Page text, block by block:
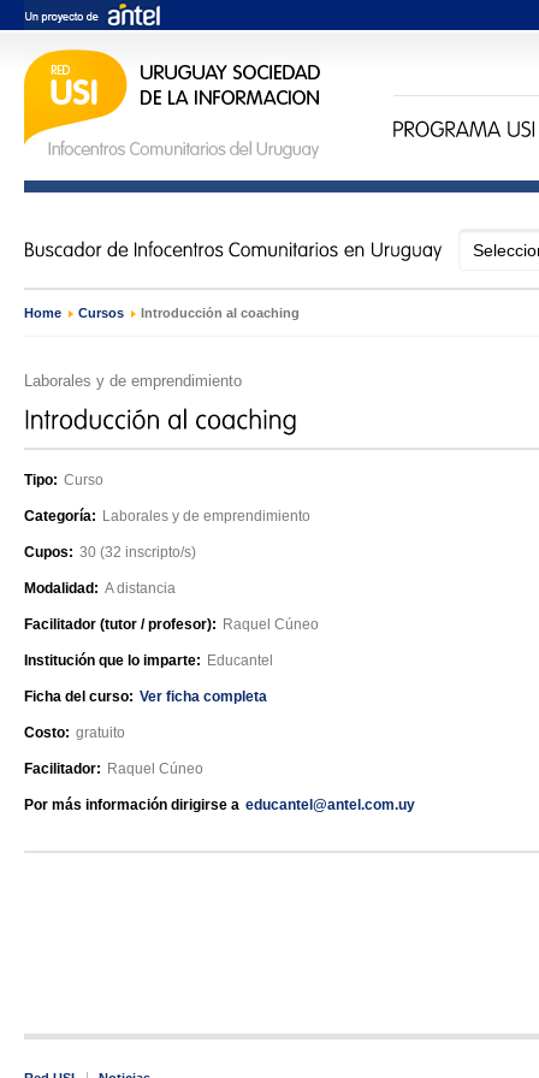
Home › Cursos › Introducción al coaching
Laborales y de emprendimiento
Tipo: Curso
Categoría: Laborales y de emprendimiento
Cupos: 30 (32 inscripto/s)
Modalidad: A distancia
Facilitador (tutor / profesor): Raquel Cúneo
Institución que lo imparte: Educantel
Ficha del curso: Ver ficha completa
Costo: gratuito
Facilitador: Raquel Cúneo
Por más información dirigirse a educantel@antel.com.uy